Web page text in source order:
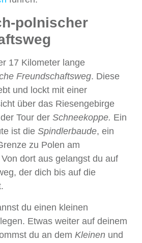
polnischer
17 Kilometer lange
Freundschaftsweg. Diese
und lockt mit einer
über das Riesengebirge
Tour der Schneekoppe. Ein
ist die Spindlerbaude, ein
zu Polen am
Von dort aus gelangst du auf
der dich bis auf die
du einen kleinen
Etwas weiter auf deinem
du an dem Kleinen und